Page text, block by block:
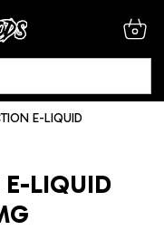
E-LIQUID
LIQUID